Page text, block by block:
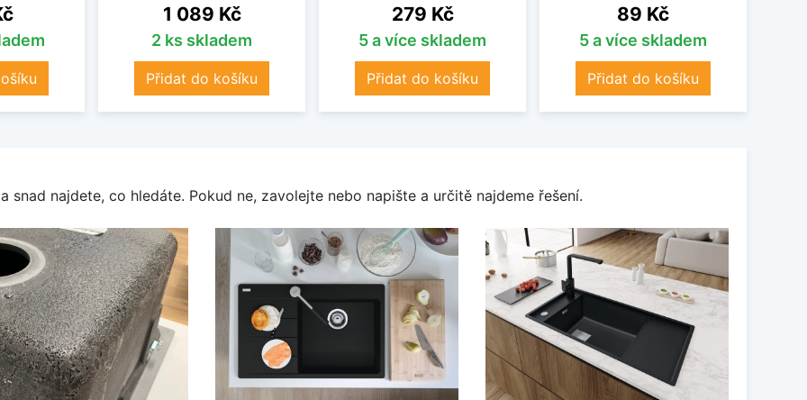
Cena
1 089 Kč
2 ks skladem
Přidat do košíku
Cena
279 Kč
5 a více skladem
Přidat do košíku
Cena
89 Kč
5 a více skladem
Přidat do košíku
snad najdete, co hledáte. Pokud ne, zavolejte nebo napište a určitě najdeme řešení.